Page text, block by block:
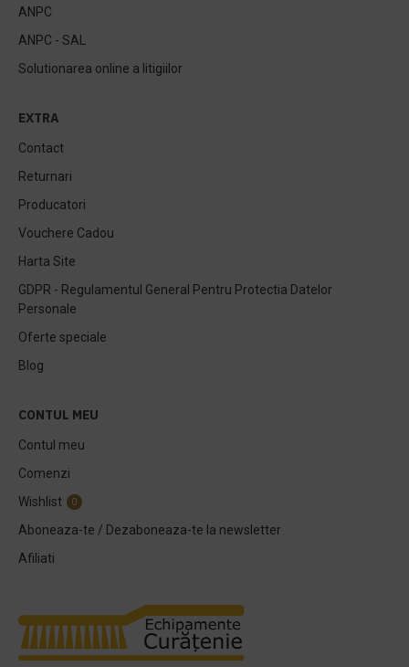
ANPC
ANPC - SAL
Solutionarea online a litigiilor
EXTRA
Contact
Returnari
Producatori
Vouchere Cadou
Harta Site
GDPR - Regulamentul General Pentru Protectia Datelor
Personale
Oferte speciale
Blog
CONTUL MEU
Contul meu
Comenzi
Wishlist
0
Aboneaza-te / Dezaboneaza-te la newsletter
Afiliati